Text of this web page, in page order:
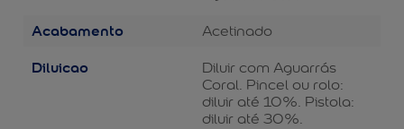
Acabamento Acetinado
Diluicao
Diluir com Aguarrás
Coral. Pincel ou rolo:
diluir até 10%. Pistola:
diluir até 30%.